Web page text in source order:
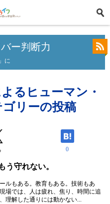
ー判断力
に
るヒューマン・
リーの投稿
0
う守れない。
ルもある。教育もある。技術もあ
場では、人は疲れ、焦り、時間に追
理解した通りには動かない...